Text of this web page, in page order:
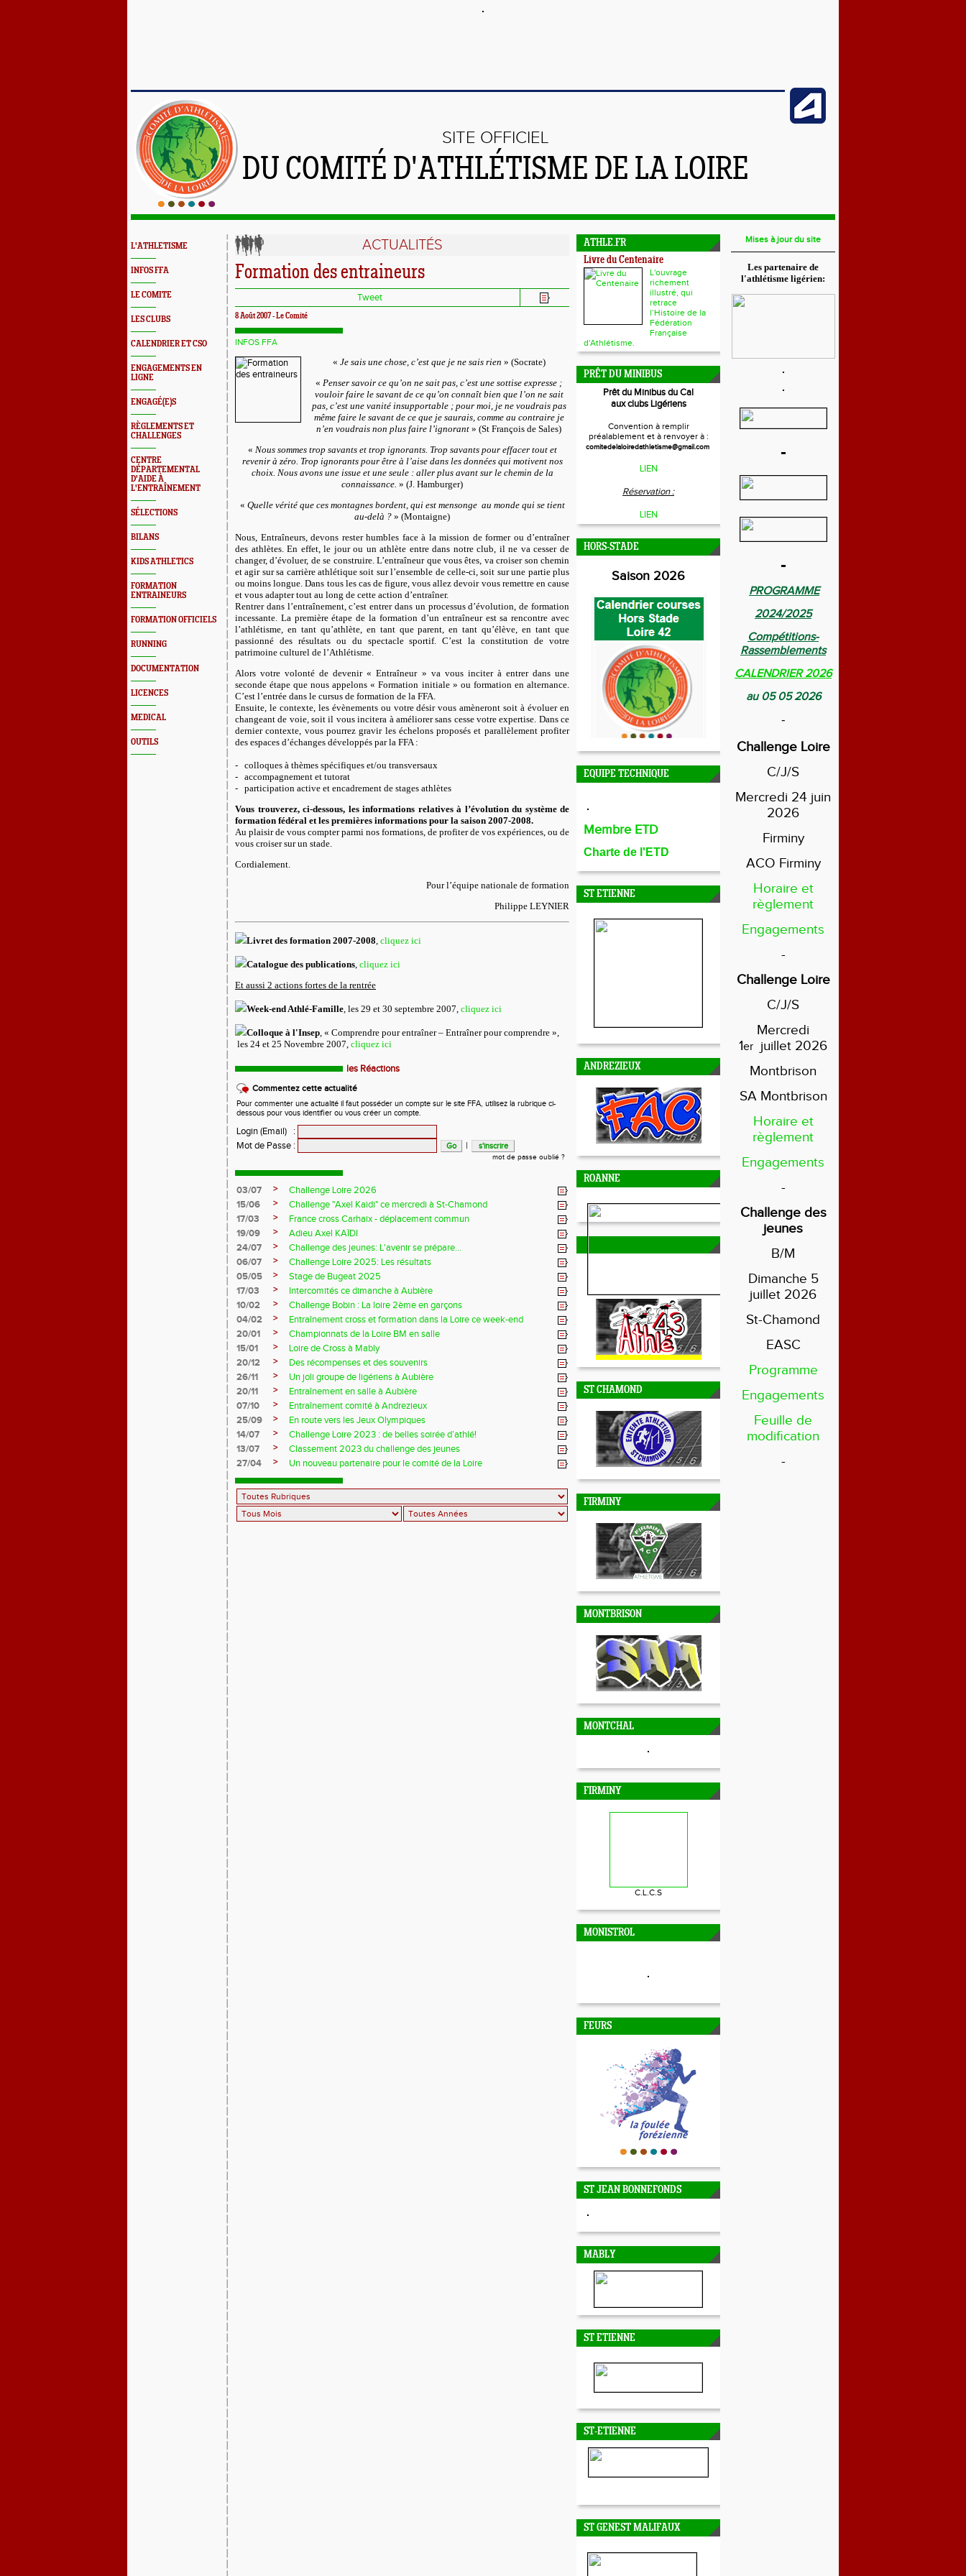
SITE OFFICIEL
DU COMITÉ D'ATHLÉTISME DE LA LOIRE
L'ATHLETISME
INFOS FFA
LE COMITE
LES CLUBS
CALENDRIER ET CSO
ENGAGEMENTS EN
LIGNE
ENGAGÉ(E)S
RÈGLEMENTS ET
CHALLENGES
CENTRE
DÉPARTEMENTAL
D'AIDE À
L'ENTRAÎNEMENT
SÉLECTIONS
BILANS
KIDS ATHLETICS
FORMATION
ENTRAINEURS
FORMATION OFFICIELS
RUNNING
DOCUMENTATION
LICENCES
MEDICAL
OUTILS
ACTUALITÉS
Formation des entraineurs
Tweet
8 Août 2007 - Le Comité
INFOS FFA
« Je sais une chose, c’est que je ne sais rien » (Socrate)
« Penser savoir ce qu’on ne sait pas, c’est une sottise expresse ;
vouloir faire le savant de ce qu’on connaît bien que l’on ne sait
pas, c’est une vanité insupportable ; pour moi, je ne voudrais pas
même faire le savant de ce que je saurais, comme au contraire je
n’en voudrais non plus faire l’ignorant » (St François de Sales)
« Nous sommes trop savants et trop ignorants. Trop savants pour effacer tout et
revenir à zéro. Trop ignorants pour être à l’aise dans les données qui motivent nos
choix. Nous avons une issue et une seule : aller plus avant sur le chemin de la
connaissance. » (J. Hamburger)
« Quelle vérité que ces montagnes bordent, qui est mensonge au monde qui se tient
au-delà ? » (Montaigne)
Nous, Entraîneurs, devons rester humbles face à la mission de former ou d’entraîner
des athlètes. En effet, le jour ou un athlète entre dans notre club, il ne va cesser de
changer, d’évoluer, de se construire. L’entraîneur que vous êtes, va croiser son chemin
et agir sur sa carrière athlétique soit sur l’ensemble de celle-ci, soit sur une partie plus
ou moins longue. Dans tous les cas de figure, vous allez devoir vous remettre en cause
et vous adapter tout au long de cette action d’entraîner.
Rentrer dans l’entraînement, c’est entrer dans un processus d’évolution, de formation
incessante. La première étape de la formation d’un entraîneur est sa rencontre avec
l’athlétisme, en tant qu’athlète, en tant que parent, en tant qu’élève, en tant que
passionné des résultats ou du spectacle sportif. C’est la constitution de votre
patrimoine culturel de l’Athlétisme.
Alors votre volonté de devenir « Entraîneur » va vous inciter à entrer dans une
seconde étape que nous appelons « Formation initiale » ou formation en alternance.
C’est l’entrée dans le cursus de formation de la FFA.
Ensuite, le contexte, les évènements ou votre désir vous amèneront soit à évoluer en
changeant de voie, soit il vous incitera à améliorer sans cesse votre expertise. Dans ce
dernier contexte, vous pourrez gravir les échelons proposés et parallèlement profiter
des espaces d’échanges développés par la FFA :
- colloques à thèmes spécifiques et/ou transversaux
- accompagnement et tutorat
- participation active et encadrement de stages athlètes
Vous trouverez, ci-dessous, les informations relatives à l’évolution du système de
formation fédéral et les premières informations pour la saison 2007-2008.
Au plaisir de vous compter parmi nos formations, de profiter de vos expériences, ou de
vous croiser sur un stade.
Cordialement.
Pour l’équipe nationale de formation
Philippe LEYNIER
Livret des formation 2007-2008, cliquez ici
Catalogue des publications, cliquez ici
Et aussi 2 actions fortes de la rentrée
Week-end Athlé-Famille, les 29 et 30 septembre 2007, cliquez ici
Colloque à l'Insep, « Comprendre pour entraîner – Entraîner pour comprendre »,
les 24 et 25 Novembre 2007, cliquez ici
les Réactions
Commentez cette actualité
Pour commenter une actualité il faut posséder un compte sur le site FFA, utilisez la rubrique ci-
dessous pour vous identifier ou vous créer un compte.
Login (Email)
:
Mot de Passe : |
mot de passe oublié ?
03/07 >
Challenge Loire 2026
15/06
>
Challenge "Axel Kaidi" ce mercredi à St-Chamond
17/03
>
France cross Carhaix - déplacement commun
19/09
>
Adieu Axel KAÏDI
24/07
>
Challenge des jeunes: L'avenir se prépare...
06/07
>
Challenge Loire 2025: Les résultats
05/05
>
Stage de Bugeat 2025
17/03
>
Intercomités ce dimanche à Aubière
10/02
>
Challenge Bobin : La loire 2ème en garçons
04/02
>
Entraînement cross et formation dans la Loire ce week-end
20/01
>
Championnats de la Loire BM en salle
15/01
>
Loire de Cross à Mably
20/12
>
Des récompenses et des souvenirs
26/11
>
Un joli groupe de ligériens à Aubière
20/11
>
Entraînement en salle à Aubière
07/10
>
Entraînement comité à Andrezieux
25/09
>
En route vers les Jeux Olympiques
14/07
>
Challenge Loire 2023 : de belles soirée d’athlé!
13/07
>
Classement 2023 du challenge des jeunes
27/04
> Un nouveau partenaire pour le comité de la Loire
ATHLE.FR
Livre du Centenaire
L'ouvrage
richement
illustré, qui
retrace
l’Histoire de la
Fédération
Française
d'Athlétisme.
PRÊT DU MINIBUS
Prêt du Minibus du Cal
aux clubs Ligériens
Convention à remplir
préalablement et à renvoyer à :
comitedelaloiredathletisme@gmail.com
LIEN
Réservation :
LIEN
HORS-STADE
Saison 2026
EQUIPE TECHNIQUE
Membre ETD
Charte de l'ETD
ST ETIENNE
ANDREZIEUX
ROANNE
DUNIERES
ST CHAMOND
FIRMINY
MONTBRISON
MONTCHAL
FIRMINY
C.L.C.S
MONISTROL
FEURS
ST JEAN BONNEFONDS
MABLY
ST ETIENNE
ST-ETIENNE
ST GENEST MALIFAUX
Mises à jour du site
Les partenaire de
l'athlétisme ligérien:
-
-
PROGRAMME
2024/2025
Compétitions-
Rassemblements
CALENDRIER 2026
au 05 05 2026
-
Challenge Loire
C/J/S
Mercredi 24 juin
2026
Firminy
ACO Firminy
Horaire et
règlement
Engagements
-
Challenge Loire
C/J/S
Mercredi
1er juillet 2026
Montbrison
SA Montbrison
Horaire et
règlement
Engagements
-
Challenge des
jeunes
B/M
Dimanche 5
juillet 2026
St-Chamond
EASC
Programme
Engagements
Feuille de
modification
-